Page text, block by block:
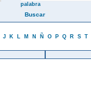
palabra
J K L M N Ñ O P Q R S T